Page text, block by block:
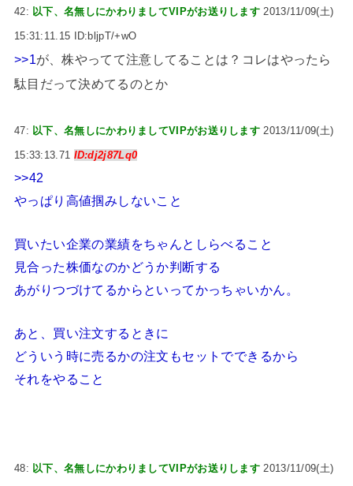
42: 以下、名無しにかわりましてVIPがお送りします 2013/11/09(土)
15:31:11.15 ID:bljpT/+wO
>>1が、株やってて注意してることは？コレはやったら
駄目だって決めてるのとか
47: 以下、名無しにかわりましてVIPがお送りします 2013/11/09(土)
15:33:13.71 ID:dj2j87Lq0
>>42
やっぱり高値掴みしないこと
買いたい企業の業績をちゃんとしらべること
見合った株価なのかどうか判断する
あがりつづけてるからといってかっちゃいかん。
あと、買い注文するときに
どういう時に売るかの注文もセットでできるから
それをやること
48: 以下、名無しにかわりましてVIPがお送りします 2013/11/09(土)